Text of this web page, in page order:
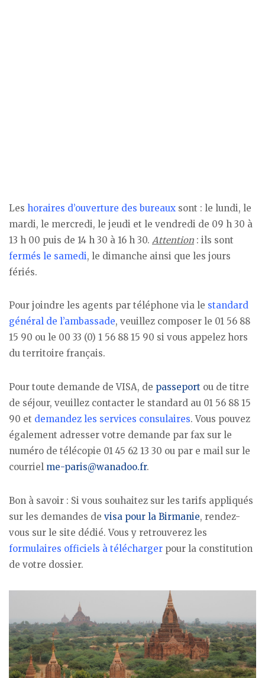
Les horaires d’ouverture des bureaux sont : le lundi, le
mardi, le mercredi, le jeudi et le vendredi de 09 h 30 à
13 h 00 puis de 14 h 30 à 16 h 30. Attention : ils sont
fermés le samedi, le dimanche ainsi que les jours
fériés.
Pour joindre les agents par téléphone via le standard
général de l’ambassade, veuillez composer le 01 56 88
15 90 ou le 00 33 (0) 1 56 88 15 90 si vous appelez hors
du territoire français.
Pour toute demande de VISA, de passeport ou de titre
de séjour, veuillez contacter le standard au 01 56 88 15
90 et demandez les services consulaires. Vous pouvez
également adresser votre demande par fax sur le
numéro de télécopie 01 45 62 13 30 ou par e mail sur le
courriel me-paris@wanadoo.fr.
Bon à savoir : Si vous souhaitez sur les tarifs appliqués
sur les demandes de visa pour la Birmanie, rendez-
vous sur le site dédié. Vous y retrouverez les
formulaires officiels à télécharger pour la constitution
de votre dossier.